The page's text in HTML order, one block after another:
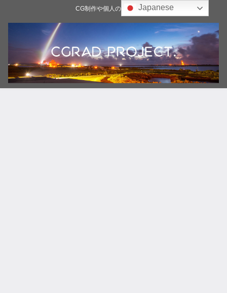
CG制作や個人の雑記ブログJapanese